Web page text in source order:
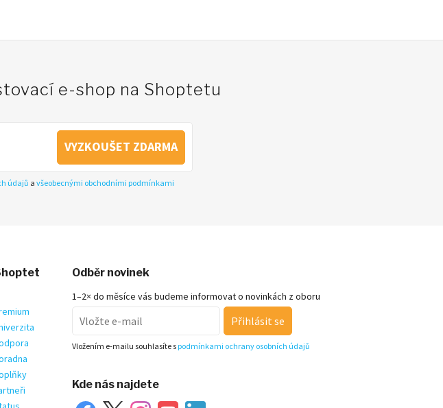
e-shop na Shoptetu
VYZKOUŠET ZDARMA
údajů a všeobecnými obchodními podmínkami
Odběr novinek
1–2× do měsíce vás budeme informovat o novinkách z oboru
Přihlásit se
Vložením e-mailu souhlasíte s podmínkami ochrany osobních údajů
Kde nás najdete